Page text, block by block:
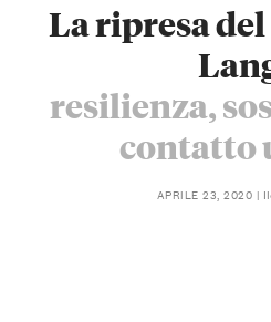
La ripresa
resilienza,
contatto
APRILE 23, 2020